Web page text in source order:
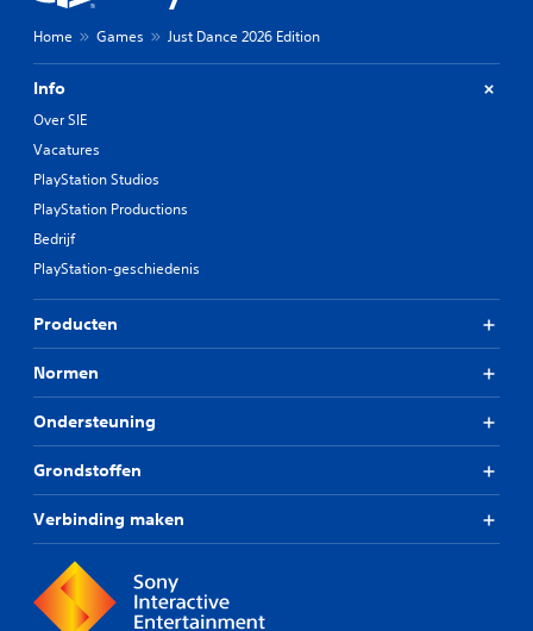
Home Games Just Dance 2026 Edition
Info
Over SIE
Vacatures
PlayStation Studios
PlayStation Productions
Bedrijf
PlayStation-geschiedenis
Producten
Normen
Ondersteuning
Grondstoffen
Verbinding maken